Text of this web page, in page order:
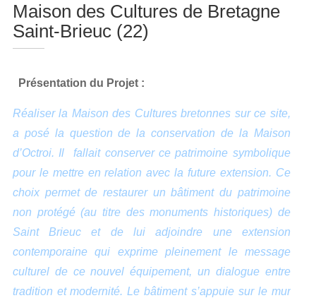
Maison des Cultures de Bretagne
Saint-Brieuc (22)
Présentation du Projet :
Réaliser la Maison des Cultures bretonnes sur ce site,
a posé la question de la conservation de la Maison
d’Octroi. Il fallait conserver ce patrimoine symbolique
pour le mettre en relation avec la future extension. Ce
choix permet de restaurer un bâtiment du patrimoine
non protégé (au titre des monuments historiques) de
Saint Brieuc et de lui adjoindre une extension
contemporaine qui exprime pleinement le message
culturel de ce nouvel équipement, un dialogue entre
tradition et modernité. Le bâtiment s’appuie sur le mur